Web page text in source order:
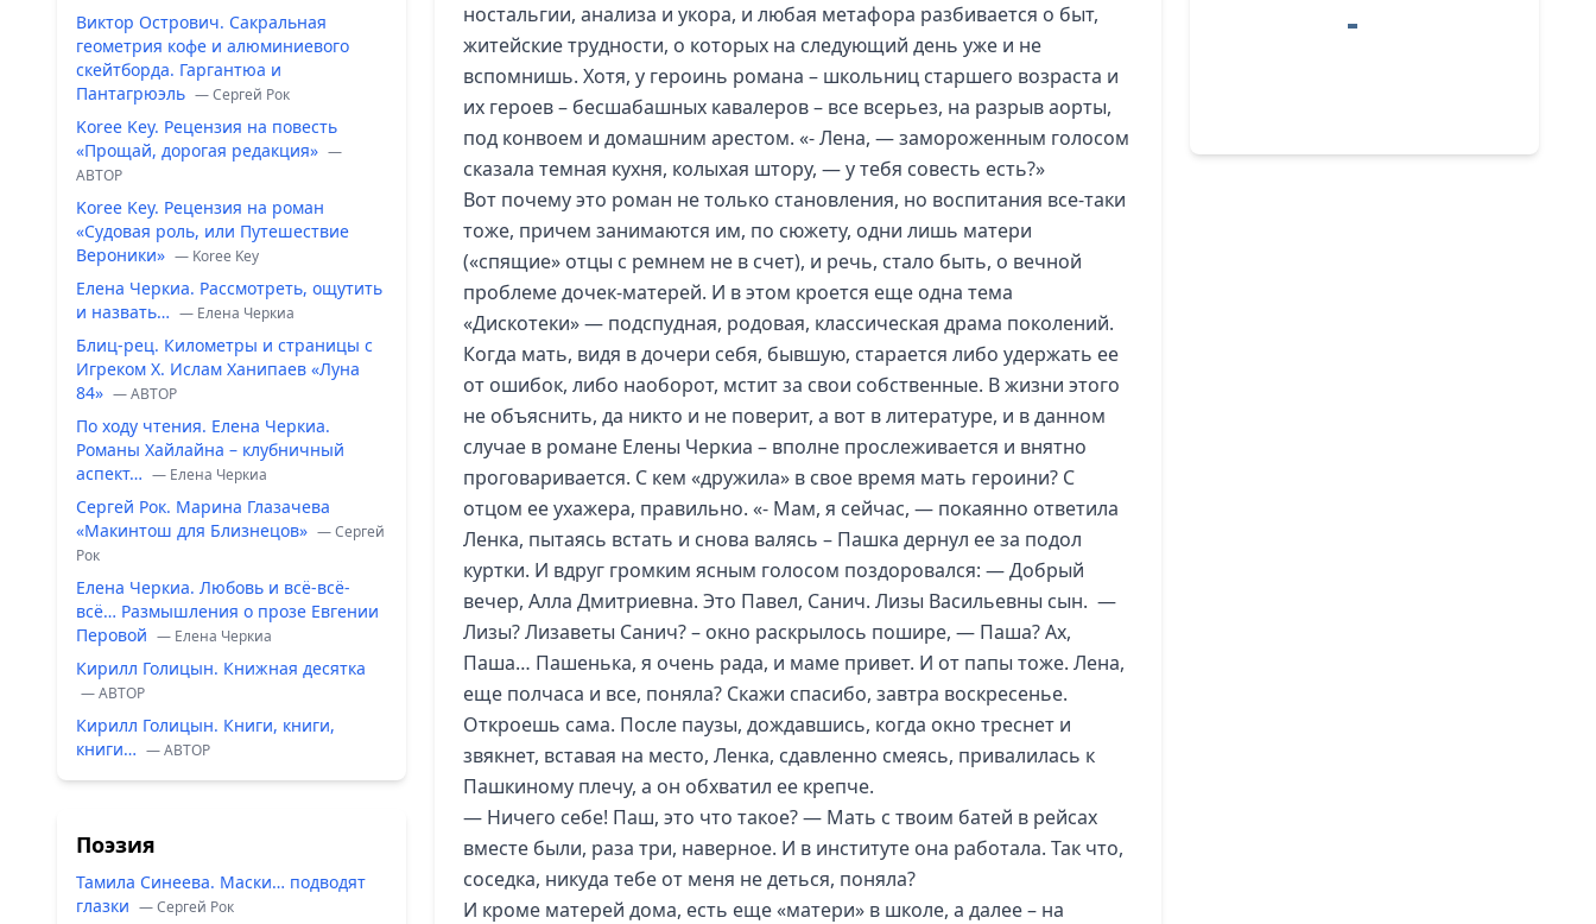
Виктор Острович. Сакральная
геометрия кофе и алюминиевого
скейтборда. Гаргантюа и
Пантагрюэль — Сергей Рок
Koree Key. Рецензия на повесть
«Прощай, дорогая редакция» —
ABTOP
Koree Key. Рецензия на роман
«Судовая роль, или Путешествие
Вероники» — Koree Key
Елена Черкиа. Рассмотреть, ощутить
и назвать… — Елена Черкиа
Блиц-рец. Километры и страницы с
Игреком Х. Ислам Ханипаев «Луна
84» — ABTOP
По ходу чтения. Елена Черкиа.
Романы Хайлайна – клубничный
аспект… — Елена Черкиа
Сергей Рок. Марина Глазачева
«Макинтош для Близнецов» — Сергей
Рок
Елена Черкиа. Любовь и всё-всё-
всё… Размышления о прозе Евгении
Перовой — Елена Черкиа
Кирилл Голицын. Книжная десятка
— ABTOP
Кирилл Голицын. Книги, книги,
книги… — ABTOP
Поэзия
Тамила Синеева. Маски… подводят
глазки — Сергей Рок
ностальгии, анализа и укора, и любая метафора разбивается о быт,
житейские трудности, о которых на следующий день уже и не
вспомнишь. Хотя, у героинь романа – школьниц старшего возраста и
их героев – бесшабашных кавалеров – все всерьез, на разрыв аорты,
под конвоем и домашним арестом. «- Лена, — замороженным голосом
сказала темная кухня, колыхая штору, — у тебя совесть есть?»
Вот почему это роман не только становления, но воспитания все-таки
тоже, причем занимаются им, по сюжету, одни лишь матери
(«спящие» отцы с ремнем не в счет), и речь, стало быть, о вечной
проблеме дочек-матерей. И в этом кроется еще одна тема
«Дискотеки» — подспудная, родовая, классическая драма поколений.
Когда мать, видя в дочери себя, бывшую, старается либо удержать ее
от ошибок, либо наоборот, мстит за свои собственные. В жизни этого
не объяснить, да никто и не поверит, а вот в литературе, и в данном
случае в романе Елены Черкиа – вполне прослеживается и внятно
проговаривается. С кем «дружила» в свое время мать героини? С
отцом ее ухажера, правильно. «- Мам, я сейчас, — покаянно ответила
Ленка, пытаясь встать и снова валясь – Пашка дернул ее за подол
куртки. И вдруг громким ясным голосом поздоровался: — Добрый
вечер, Алла Дмитриевна. Это Павел, Санич. Лизы Васильевны сын. —
Лизы? Лизаветы Санич? – окно раскрылось пошире, — Паша? Ах,
Паша… Пашенька, я очень рада, и маме привет. И от папы тоже. Лена,
еще полчаса и все, поняла? Скажи спасибо, завтра воскресенье.
Откроешь сама. После паузы, дождавшись, когда окно треснет и
звякнет, вставая на место, Ленка, сдавленно смеясь, привалилась к
Пашкиному плечу, а он обхватил ее крепче.
— Ничего себе! Паш, это что такое? — Мать с твоим батей в рейсах
вместе были, раза три, наверное. И в институте она работала. Так что,
соседка, никуда тебе от меня не деться, поняла?
И кроме матерей дома, есть еще «матери» в школе, а далее – на